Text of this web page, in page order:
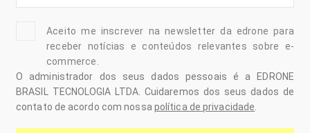
Aceito me inscrever na newsletter da edrone para
receber notícias e conteúdos relevantes sobre e-
commerce.
O administrador dos seus dados pessoais é a EDRONE
BRASIL TECNOLOGIA LTDA. Cuidaremos dos seus dados de
contato de acordo com nossa política de privacidade